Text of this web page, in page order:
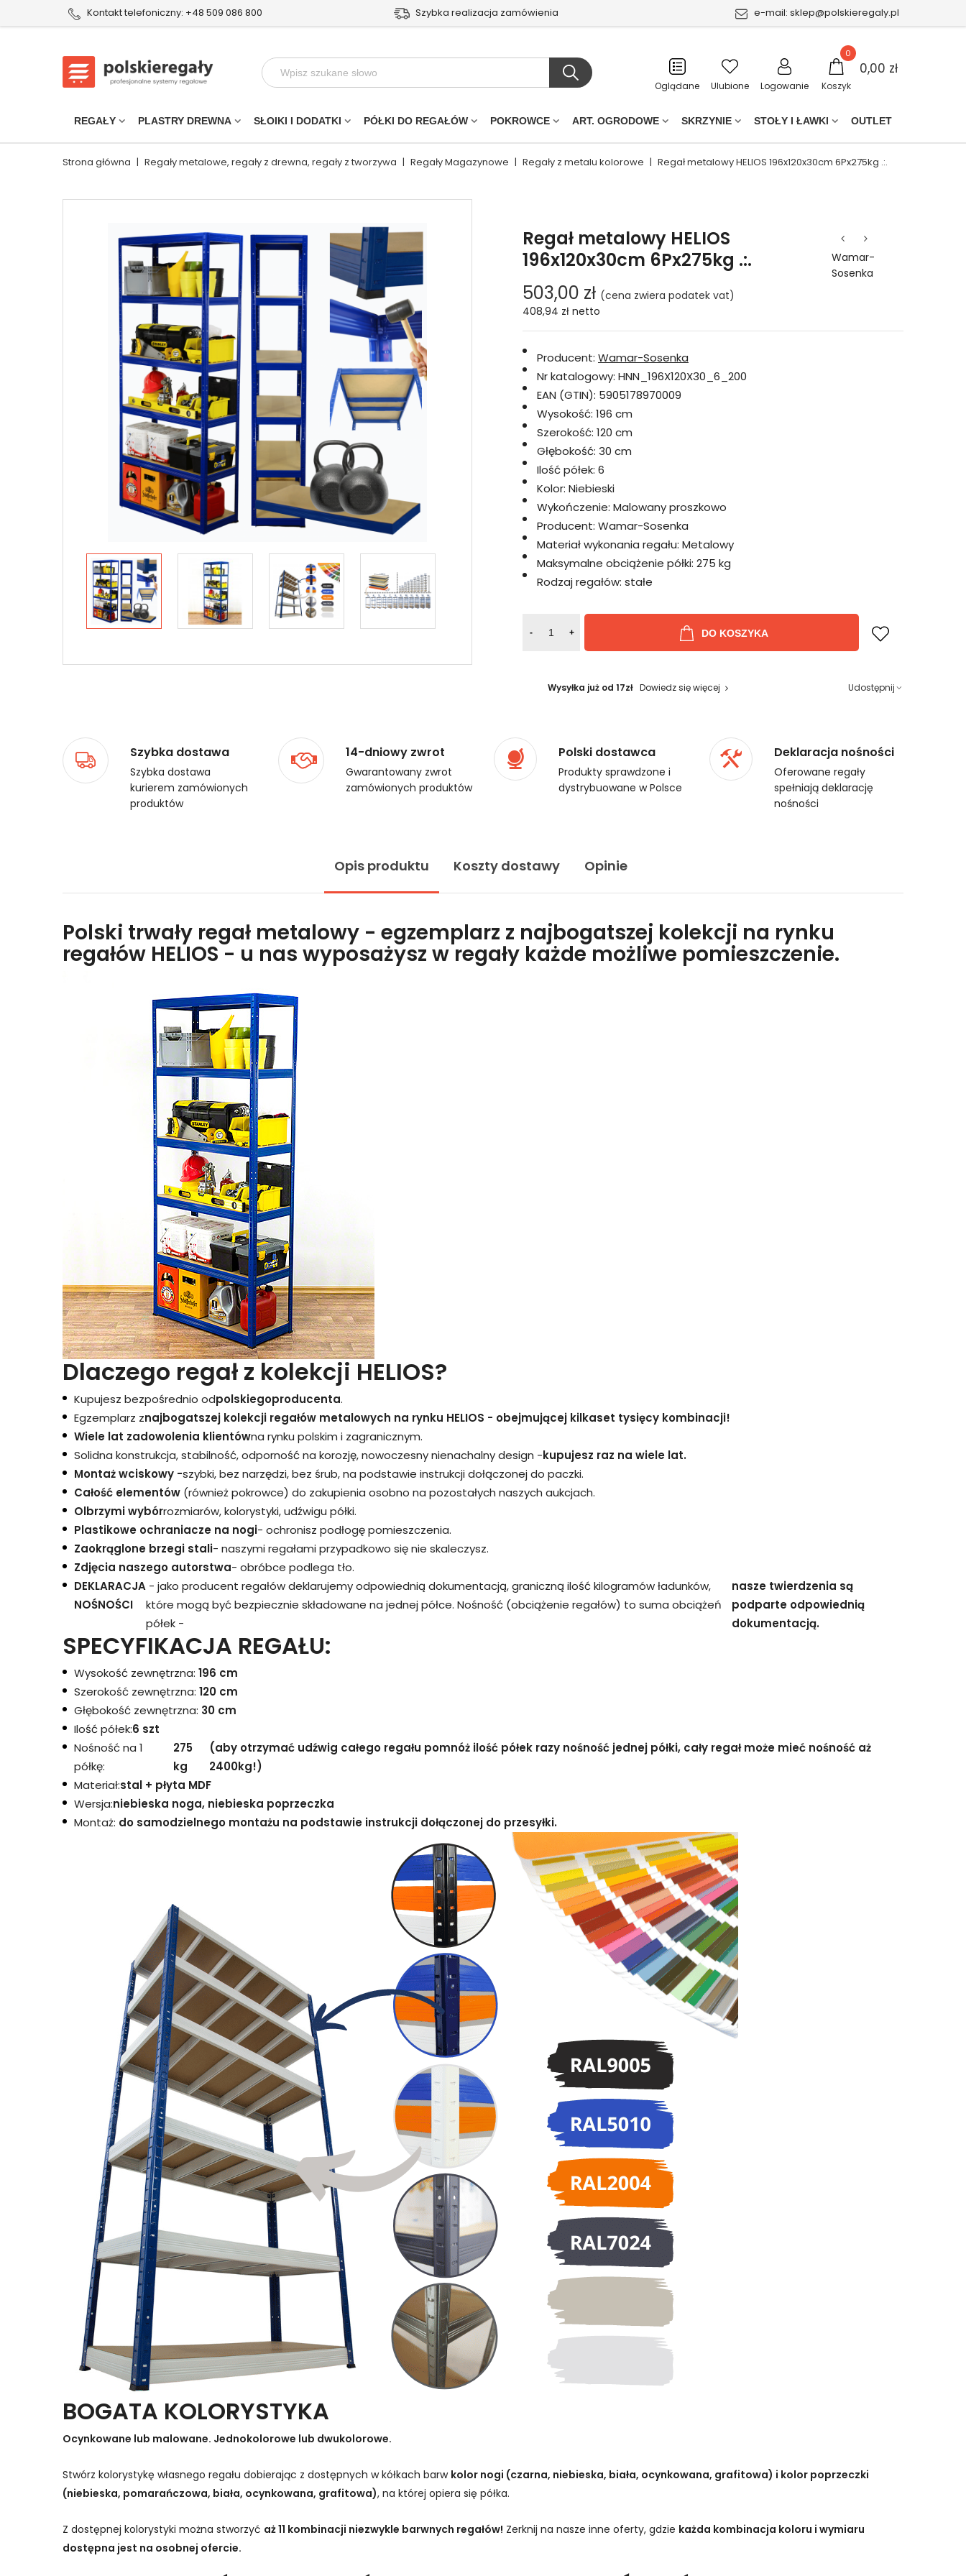
Kontakt telefoniczny: +48 509 086 800 Szybka realizacja zamówienia e-mail: sklep@polskieregaly.pl
Oglądane Ulubione Logowanie Koszyk
0
0,00 zł
REGAŁY PLASTRY DREWNA SŁOIKI I DODATKI PÓŁKI DO REGAŁÓW POKROWCE ART. OGRODOWE SKRZYNIE STOŁY I ŁAWKI OUTLET
Strona główna | Regały metalowe, regały z drewna, regały z tworzywa | Regały Magazynowe | Regały z metalu kolorowe | Regał metalowy HELIOS 196x120x30cm 6Px275kg .:.
Regał metalowy HELIOS
196x120x30cm 6Px275kg .:.
Wamar-
Sosenka
503,00 zł (cena zwiera podatek vat)
408,94 zł netto
Producent: Wamar-Sosenka
Nr katalogowy: HNN_196X120X30_6_200
EAN (GTIN): 5905178970009
Wysokość: 196 cm
Szerokość: 120 cm
Głębokość: 30 cm
Ilość półek: 6
Kolor: Niebieski
Wykończenie: Malowany proszkowo
Producent: Wamar-Sosenka
Materiał wykonania regału: Metalowy
Maksymalne obciążenie półki: 275 kg
Rodzaj regałów: stałe
- + DO KOSZYKA
Wysyłka już od 17zł Dowiedz się więcej Udostępnij
Szybka dostawa
Szybka dostawa
kurierem zamówionych
produktów
14-dniowy zwrot
Gwarantowany zwrot
zamówionych produktów
Polski dostawca
Produkty sprawdzone i
dystrybuowane w Polsce
Deklaracja nośności
Oferowane regały
spełniają deklarację
nośności
Opis produktu Koszty dostawy Opinie
Polski trwały regał metalowy - egzemplarz z najbogatszej kolekcji na rynku
regałów HELIOS - u nas wyposażysz w regały każde możliwe pomieszczenie.
Dlaczego regał z kolekcji HELIOS?
Kupujesz bezpośrednio odpolskiegoproducenta.
Egzemplarz znajbogatszej kolekcji regałów metalowych na rynku HELIOS - obejmującej kilkaset tysięcy kombinacji!
Wiele lat zadowolenia klientówna rynku polskim i zagranicznym.
Solidna konstrukcja, stabilność, odporność na korozję, nowoczesny nienachalny design -kupujesz raz na wiele lat.
Montaż wciskowy -szybki, bez narzędzi, bez śrub, na podstawie instrukcji dołączonej do paczki.
Całość elementów (również pokrowce) do zakupienia osobno na pozostałych naszych aukcjach.
Olbrzymi wybórrozmiarów, kolorystyki, udźwigu półki.
Plastikowe ochraniacze na nogi- ochronisz podłogę pomieszczenia.
Zaokrąglone brzegi stali- naszymi regałami przypadkowo się nie skaleczysz.
Zdjęcia naszego autorstwa- obróbce podlega tło.
DEKLARACJA
NOŚNOŚCI
- jako producent regałów deklarujemy odpowiednią dokumentacją, graniczną ilość kilogramów ładunków,
które mogą być bezpiecznie składowane na jednej półce. Nośność (obciążenie regałów) to suma obciążeń
półek -
nasze twierdzenia są
podparte odpowiednią
dokumentacją.
SPECYFIKACJA REGAŁU:
Wysokość zewnętrzna: 196 cm
Szerokość zewnętrzna: 120 cm
Głębokość zewnętrzna: 30 cm
Ilość półek:6 szt
Nośność na 1
półkę:
275
kg
(aby otrzymać udźwig całego regału pomnóż ilość półek razy nośność jednej półki, cały regał może mieć nośność aż
2400kg!)
Materiał:stal + płyta MDF
Wersja:niebieska noga, niebieska poprzeczka
Montaż: do samodzielnego montażu na podstawie instrukcji dołączonej do przesyłki.
BOGATA KOLORYSTYKA
Ocynkowane lub malowane. Jednokolorowe lub dwukolorowe.
Stwórz kolorystykę własnego regału dobierając z dostępnych w kółkach barw kolor nogi (czarna, niebieska, biała, ocynkowana, grafitowa) i kolor poprzeczki
(niebieska, pomarańczowa, biała, ocynkowana, grafitowa), na której opiera się półka.
Z dostępnej kolorystyki można stworzyć aż 11 kombinacji niezwykle barwnych regałów! Zerknij na nasze inne oferty, gdzie każda kombinacja koloru i wymiaru
dostępna jest na osobnej ofercie.